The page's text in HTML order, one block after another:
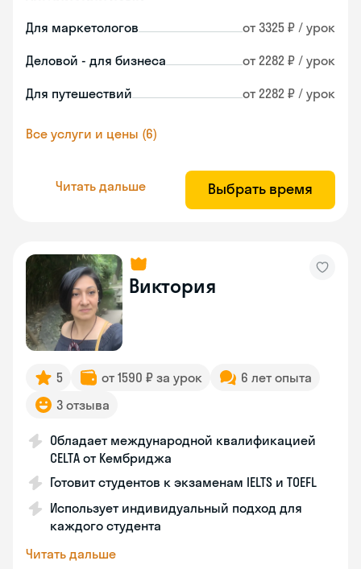
Для маркетологов от 3325 ₽ / урок
Деловой - для бизнеса от 2282 ₽ / урок
Для путешествий от 2282 ₽ / урок
Все услуги и цены (6)
Читать дальше Выбрать время
Виктория
5 от 1590 ₽ за урок
6 лет опыта
3 отзыва
Обладает международной квалификацией
CELTA от Кембриджа
Готовит студентов к экзаменам IELTS и TOEFL
Использует индивидуальный подход для
каждого студента
Читать дальше